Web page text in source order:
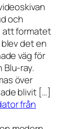
och
att formatet
det en
väg för
Blu-ray.
över
blivit […]
från